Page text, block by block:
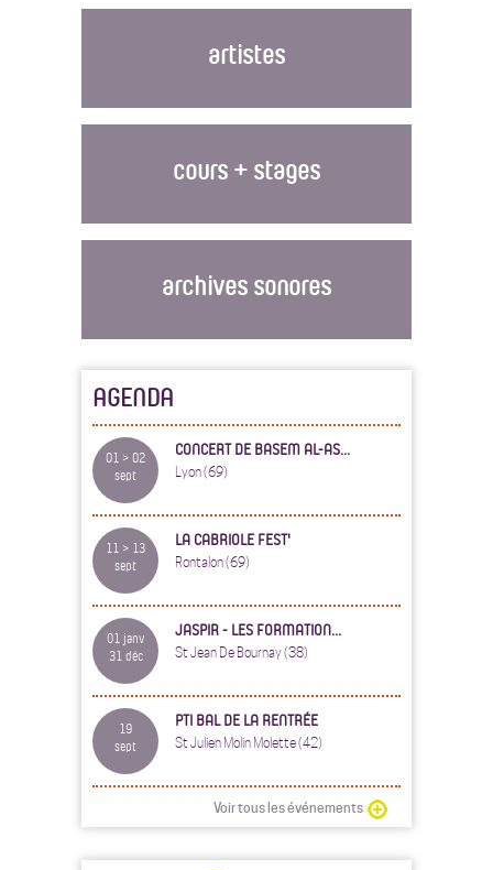
artistes
cours + stages
archives sonores
AGENDA
01 > 02
sept
CONCERT DE BASEM AL-AS...
Lyon (69)
11 > 13
sept
LA CABRIOLE FEST'
Rontalon (69)
01 janv
31 déc
JASPIR - LES FORMATION...
St Jean De Bournay (38)
19
sept
PTI BAL DE LA RENTRÉE
St Julien Molin Molette (42)
Voir tous les événements